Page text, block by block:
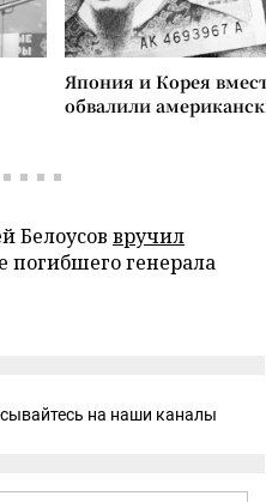
Япония и Корея
обвалили
Белоусов вручил
погибшего генерала
на наши каналы